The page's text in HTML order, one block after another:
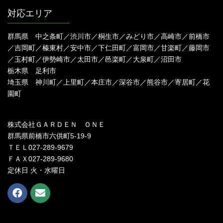
対応エリア
群馬県 中之条町／渋川市／桐生市／みどり市／高崎市／前橋市
／吉岡町／榛東村／安中市／下仁田町／富岡市／甘楽町／藤岡市
／玉村町／伊勢崎市／太田市／邑楽町／大泉町／沼田市
栃木県 足利市
埼玉県 神川町／上里町／本庄市／深谷市／熊谷市／寄居町／花
園町
株式会社ＧＡＲＤＥＮ ＯＮＥ
群馬県前橋市六供町5-19-9
ＴＥＬ027-289-9679
ＦＡＸ027-289-9680
定休日 火・水曜日